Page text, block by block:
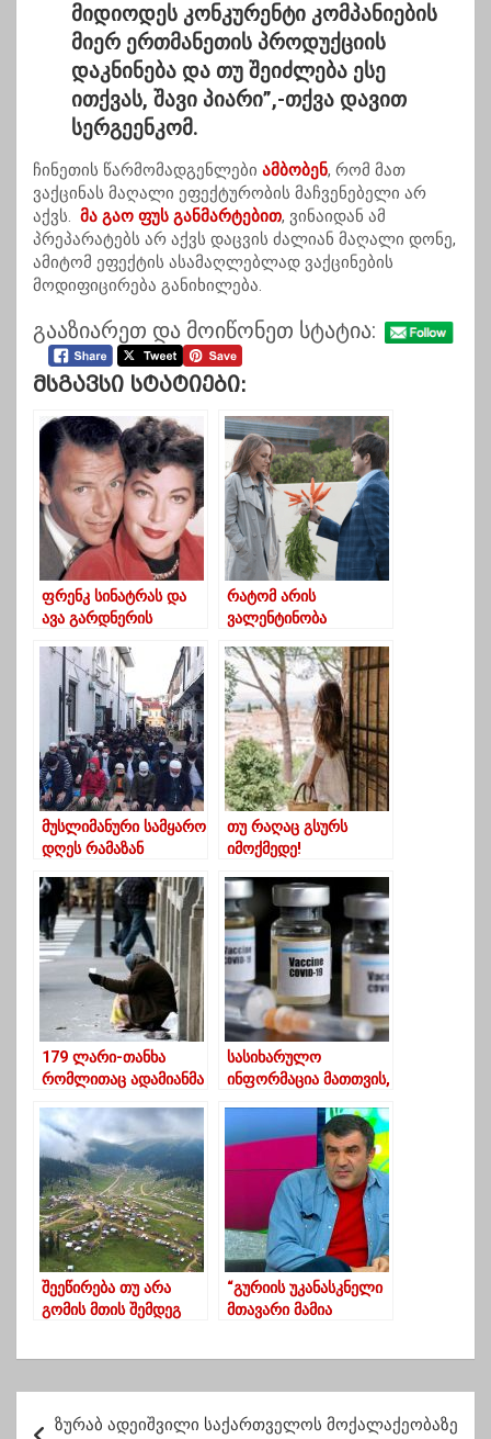
მიდიოდეს კონკურენტი კომპანიების
მიერ ერთმანეთის პროდუქციის
დაკნინება და თუ შეიძლება ესე
ითქვას, შავი პიარი”,-თქვა დავით
სერგეენკომ.
ჩინეთის წარმომადგენლები ამბობენ, რომ მათ
ვაქცინას მაღალი ეფექტურობის მაჩვენებელი არ
აქვს. მა გაო ფუს განმარტებით, ვინაიდან ამ
პრეპარატებს არ აქვს დაცვის ძალიან მაღალი დონე,
ამიტომ ეფექტის ასამაღლებლად ვაქცინების
მოდიფიცირება განიხილება.
გააზიარეთ და მოიწონეთ სტატია:
Მსგავსი Სტატიები:
ფრენკ სინატრას და
ავა გარდნერის
სიყვარული
რატომ არის
ვალენტინობა
ლეგენდები და
რეალობა
მუსლიმანური სამყარო
დღეს რამაზან
დღესასწაულს
აღნიშნავს
თუ რაღაც გსურს
იმოქმედე!
179 ლარი-თანხა
რომლითაც ადამიანმა
იარსებოს
სასიხარულო
ინფორმაცია მათთვის,
ჯერ არ აცრილა
შეეწირება თუ არა
გომის მთის შემდეგ
“გურიის უკანასკნელი
მთავარი მამია
უწყობდა”-ირაკლი
მახარაძე
ზურაბ ადეიშვილი საქართველოს მოქალაქეობაზე